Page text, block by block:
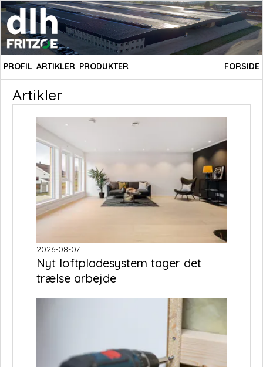
PROFIL ARTIKLER PRODUKTER FORSIDE
Artikler
2026-08-07
Nyt loftpladesystem tager det
trælse arbejde